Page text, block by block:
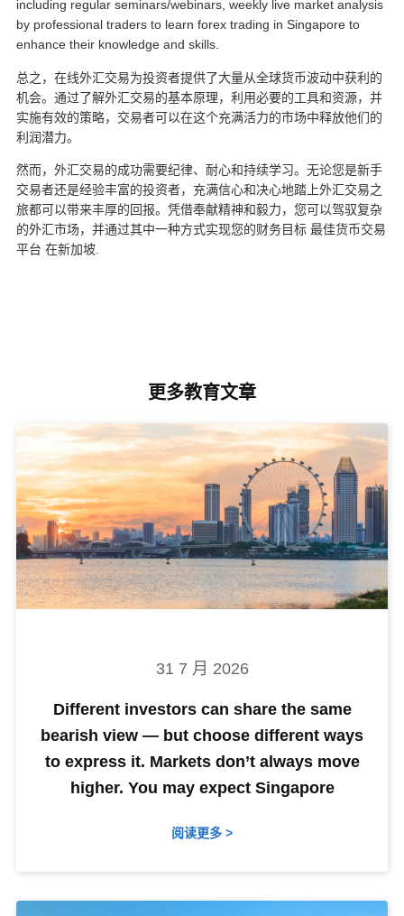
including regular seminars/webinars, weekly live market analysis
by professional traders to learn forex trading in Singapore to
enhance their knowledge and skills.
总之，在线外汇交易为投资者提供了大量从全球货币波动中获利的
机会。通过了解外汇交易的基本原理，利用必要的工具和资源，并
实施有效的策略，交易者可以在这个充满活力的市场中释放他们的
利润潜力。
然而，外汇交易的成功需要纪律、耐心和持续学习。无论您是新手
交易者还是经验丰富的投资者，充满信心和决心地踏上外汇交易之
旅都可以带来丰厚的回报。凭借奉献精神和毅力，您可以驾驭复杂
的外汇市场，并通过其中一种方式实现您的财务目标 最佳货币交易
平台 在新加坡
更多教育文章
31 7 月 2026
Different investors can share the same
bearish view — but choose different ways
to express it. Markets don’t always move
higher. You may expect Singapore
阅读更多 >